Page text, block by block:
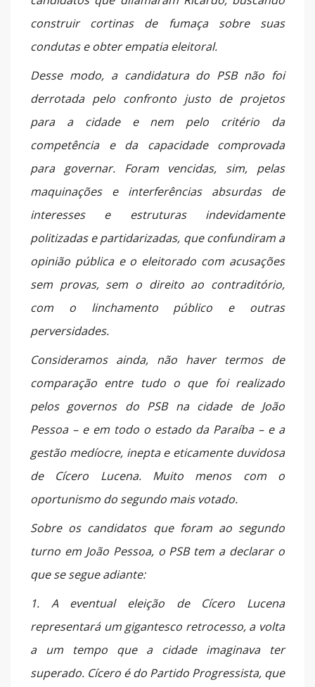
construir cortinas de fumaça sobre suas
condutas e obter empatia eleitoral.
Desse modo, a candidatura do PSB não foi
derrotada pelo confronto justo de projetos
para a cidade e nem pelo critério da
competência e da capacidade comprovada
para governar. Foram vencidas, sim, pelas
maquinações e interferências absurdas de
interesses e estruturas indevidamente
politizadas e partidarizadas, que confundiram a
opinião pública e o eleitorado com acusações
sem provas, sem o direito ao contraditório,
com o linchamento público e outras
perversidades.
Consideramos ainda, não haver termos de
comparação entre tudo o que foi realizado
pelos governos do PSB na cidade de João
Pessoa – e em todo o estado da Paraíba – e a
gestão medíocre, inepta e eticamente duvidosa
de Cícero Lucena. Muito menos com o
oportunismo do segundo mais votado.
Sobre os candidatos que foram ao segundo
turno em João Pessoa, o PSB tem a declarar o
que se segue adiante:
1. A eventual eleição de Cícero Lucena
representará um gigantesco retrocesso, a volta
a um tempo que a cidade imaginava ter
superado. Cícero é do Partido Progressista, que